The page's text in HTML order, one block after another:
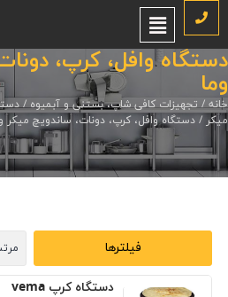
دستگاه وافل، کرپ،
وما
خانه/تجهیزات کافی شاپ، بستنی و آبمیوه/
میکر / دستگاه وافل، کرپ، دونات، ساندویچ میکر
فیلترها
دستگاه کرپ vema